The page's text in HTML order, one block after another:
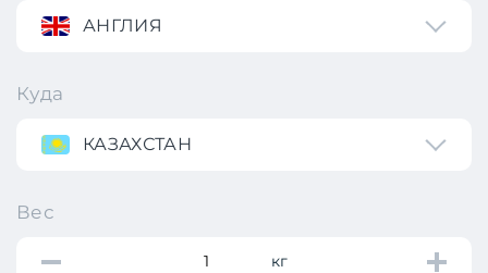
АНГЛИЯ
Куда
КАЗАХСТАН
Вес
кг